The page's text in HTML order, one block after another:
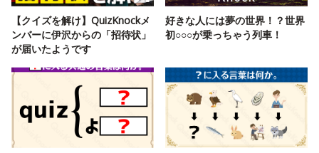
【クイズを解け】QuizKnockメ
ンバーに伊沢からの「招待状」
が届いたようです
好きな人には夢の世界！？世界
初○○○が乗っちゃう列車！